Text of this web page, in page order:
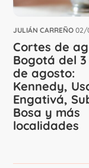
JULIÁN CARREÑO 02/
Cortes de
Bogotá del
de agosto:
Kennedy,
Engativá,
Bosa y más
localidades